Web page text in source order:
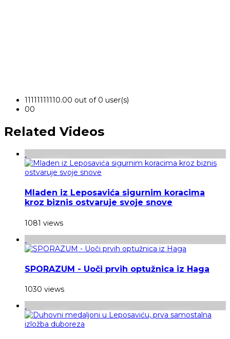
11111111110.00 out of 0 user(s)
00
Related Videos
Mladen iz Leposavića sigurnim koracima
kroz biznis ostvaruje svoje snove
1081 views
SPORAZUM - Uoči prvih optužnica iz Haga
1030 views